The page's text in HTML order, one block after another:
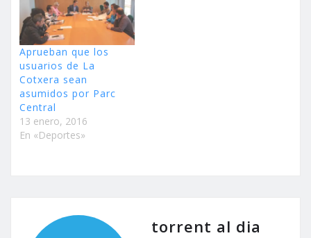
Aprueban que los
usuarios de La
Cotxera sean
asumidos por Parc
Central
13 enero, 2016
En «Deportes»
torrent al dia